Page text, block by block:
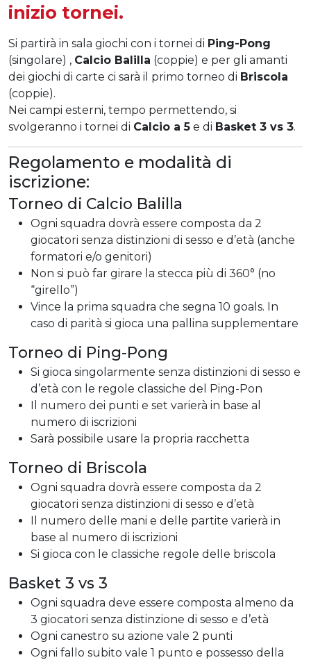
inizio tornei.
Si partirà in sala giochi con i tornei di Ping-Pong
(singolare) , Calcio Balilla (coppie) e per gli amanti
dei giochi di carte ci sarà il primo torneo di Briscola
(coppie).
Nei campi esterni, tempo permettendo, si
svolgeranno i tornei di Calcio a 5 e di Basket 3 vs 3.
Regolamento e modalità di
iscrizione:
Torneo di Calcio Balilla
Ogni squadra dovrà essere composta da 2
giocatori senza distinzioni di sesso e d’età (anche
formatori e/o genitori)
Non si può far girare la stecca più di 360° (no
“girello”)
Vince la prima squadra che segna 10 goals. In
caso di parità si gioca una pallina supplementare
Torneo di Ping-Pong
Si gioca singolarmente senza distinzioni di sesso e
d’età con le regole classiche del Ping-Pon
Il numero dei punti e set varierà in base al
numero di iscrizioni
Sarà possibile usare la propria racchetta
Torneo di Briscola
Ogni squadra dovrà essere composta da 2
giocatori senza distinzioni di sesso e d’età
Il numero delle mani e delle partite varierà in
base al numero di iscrizioni
Si gioca con le classiche regole delle briscola
Basket 3 vs 3
Ogni squadra deve essere composta almeno da
3 giocatori senza distinzione di sesso e d’età
Ogni canestro su azione vale 2 punti
Ogni fallo subito vale 1 punto e possesso della